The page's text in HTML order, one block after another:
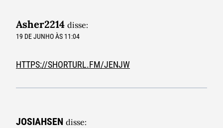
Asher2214 disse:
19 DE JUNHO ÀS 11:04
HTTPS://SHORTURL.FM/JENJW
JOSIAHSEN disse: